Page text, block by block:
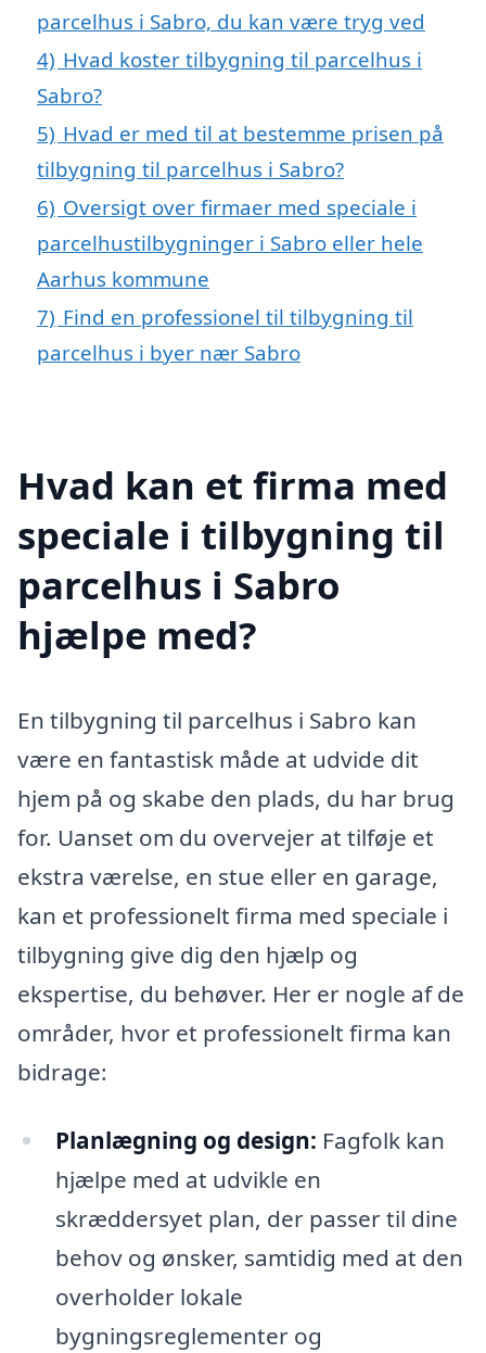
parcelhus i Sabro, du kan være tryg ved
4) Hvad koster tilbygning til parcelhus i
Sabro?
5) Hvad er med til at bestemme prisen på
tilbygning til parcelhus i Sabro?
6) Oversigt over firmaer med speciale i
parcelhustilbygninger i Sabro eller hele
Aarhus kommune
7) Find en professionel til tilbygning til
parcelhus i byer nær Sabro
Hvad kan et firma med
speciale i tilbygning til
parcelhus i Sabro
hjælpe med?
En tilbygning til parcelhus i Sabro kan
være en fantastisk måde at udvide dit
hjem på og skabe den plads, du har brug
for. Uanset om du overvejer at tilføje et
ekstra værelse, en stue eller en garage,
kan et professionelt firma med speciale i
tilbygning give dig den hjælp og
ekspertise, du behøver. Her er nogle af de
områder, hvor et professionelt firma kan
bidrage:
Planlægning og design: Fagfolk kan
hjælpe med at udvikle en
skræddersyet plan, der passer til dine
behov og ønsker, samtidig med at den
overholder lokale
bygningsreglementer og